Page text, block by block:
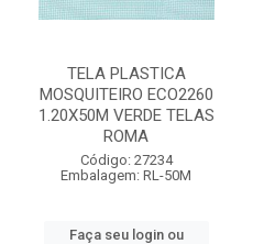
TELA PLASTICA
MOSQUITEIRO ECO2260
1.20X50M VERDE TELAS
ROMA
Código: 27234
Embalagem: RL-50M
Faça seu login ou